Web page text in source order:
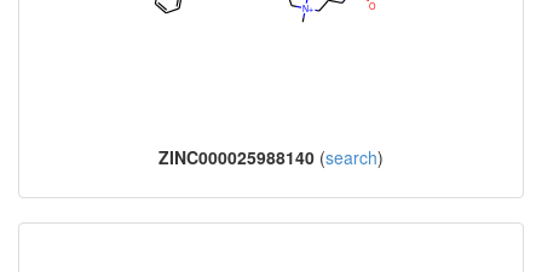
ZINC000025988140 (search)